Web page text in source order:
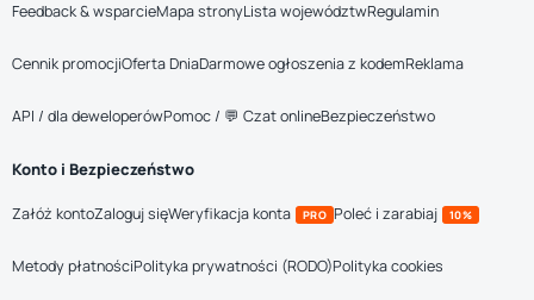
Feedback & wsparcieMapa stronyLista województwRegulamin
Cennik promocjiOferta DniaDarmowe ogłoszenia z kodemReklama
API / dla deweloperówPomoc / 💬 Czat onlineBezpieczeństwo
Konto i Bezpieczeństwo
Załóż kontoZaloguj sięWeryfikacja konta PRO Poleć i zarabiaj 10%
Metody płatnościPolityka prywatności (RODO)Polityka cookies